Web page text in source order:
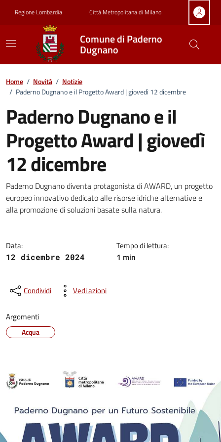
Regione Lombardia Città Metropolitana di Milano
Comune di Paderno
Dugnano
Home / Novità / Notizie
/ Paderno Dugnano e il Progetto Award | giovedì 12 dicembre
Paderno Dugnano e il
Progetto Award | giovedì
12 dicembre
Dettagli della notizia
Paderno Dugnano diventa protagonista di AWARD, un progetto
europeo innovativo dedicato alle risorse idriche alternative e
alla promozione di soluzioni basate sulla natura.
Data:
12 dicembre 2024
Tempo di lettura:
1 min
Condividi Vedi azioni
Argomenti
Acqua